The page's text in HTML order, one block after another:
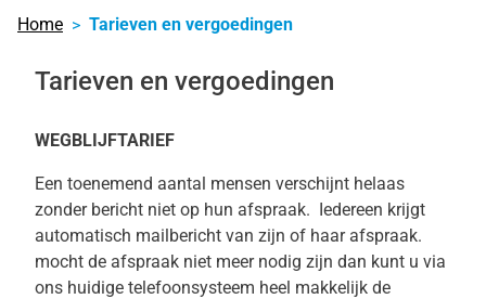
Home Tarieven en vergoedingen
Tarieven en vergoedingen
WEGBLIJFTARIEF
Een toenemend aantal mensen verschijnt helaas
zonder bericht niet op hun afspraak. Iedereen krijgt
automatisch mailbericht van zijn of haar afspraak.
mocht de afspraak niet meer nodig zijn dan kunt u via
ons huidige telefoonsysteem heel makkelijk de